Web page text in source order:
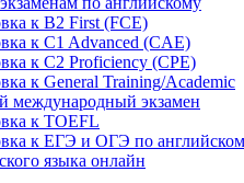
к B2 First (FCE)
к C1 Advanced (CAE)
к C2 Proficiency (CPE)
к General Training/Academic
международный экзамен
к TOEFL
к ЕГЭ и ОГЭ по
языка онлайн